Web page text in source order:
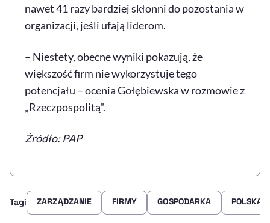
nawet 41 razy bardziej skłonni do pozostania w
organizacji, jeśli ufają liderom.
– Niestety, obecne wyniki pokazują, że
większość firm nie wykorzystuje tego
potencjału – ocenia Gołębiewska w rozmowie z
„Rzeczpospolitą".
Źródło: PAP
Tagi ZARZĄDZANIE FIRMY GOSPODARKA POLSKA